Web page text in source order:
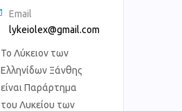
Email
lykeiolex@gmail.com
Το Λύκειον των
Ελληνίδων Ξάνθης
είναι Παράρτημα
του Λυκείου των